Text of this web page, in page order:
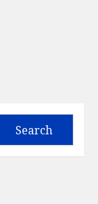
Search